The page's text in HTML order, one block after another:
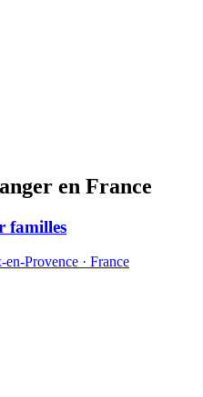
en France
familles
Provence · France